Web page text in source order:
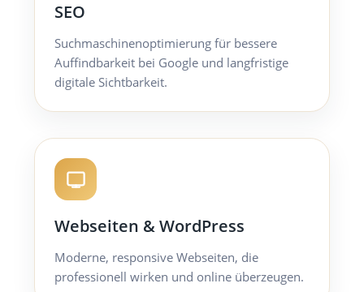
SEO
Suchmaschinenoptimierung für bessere
Auffindbarkeit bei Google und langfristige
digitale Sichtbarkeit.
Webseiten & WordPress
Moderne, responsive Webseiten, die
professionell wirken und online überzeugen.